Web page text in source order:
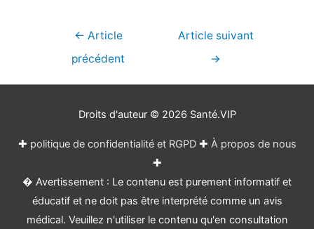
Navigation
← Article
précédent
Article suivant
→
Droits d'auteur © 2026 Santé.VIP
✚ politique de confidentialité et RGPD✚ À propos de nous
✚
� Avertissement : Le contenu est purement informatif et
éducatif et ne doit pas être interprété comme un avis
médical. Veuillez n'utiliser le contenu qu'en consultation